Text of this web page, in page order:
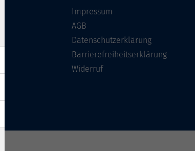
Impressum
AGB
Datenschutzerklärung
Barrierefreiheitserklärung
Widerruf